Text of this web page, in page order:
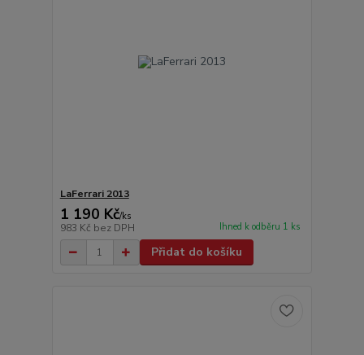
LaFerrari 2013
1 190 Kč/ks
983 Kč bez DPH Ihned k odběru 1 ks
Přidat do košíku